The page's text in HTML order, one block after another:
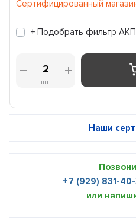
Сертифицированный
+ Подобрать фильтр
шт.
Наши
+7 (929) 831-
или